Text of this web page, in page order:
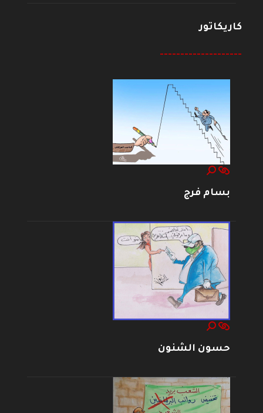
كاريكاتور
--------------------
بسام فرج
حسون الشنون